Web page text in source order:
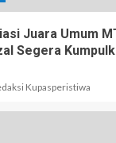
Juara Umum
Segera
Kupasperistiwa